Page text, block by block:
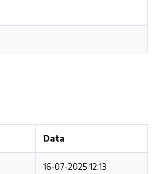
Data
16-07-2025 12:13